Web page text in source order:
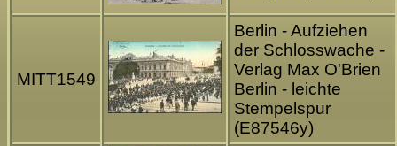
MITT1549
Berlin - Aufziehen
der Schlosswache -
Verlag Max O'Brien
Berlin - leichte
Stempelspur
(E87546y)